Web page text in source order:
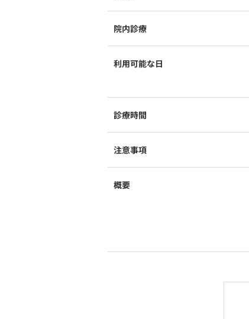
院内診療
利用可能な日
診療時間
注意事項
概要